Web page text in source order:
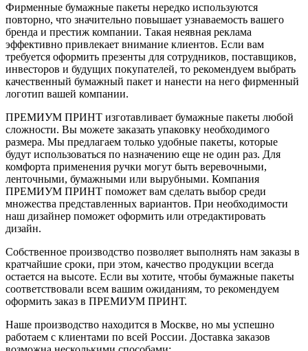
Фирменные бумажные пакеты нередко используются
повторно, что значительно повышает узнаваемость вашего
бренда и престиж компании. Такая неявная реклама
эффективно привлекает внимание клиентов. Если вам
требуется оформить презенты для сотрудников, поставщиков,
инвесторов и будущих покупателей, то рекомендуем выбрать
качественный бумажный пакет и нанести на него фирменный
логотип вашей компании.
ПРЕМИУМ ПРИНТ изготавливает бумажные пакеты любой
сложности. Вы можете заказать упаковку необходимого
размера. Мы предлагаем только удобные пакеты, которые
будут использоваться по назначению еще не один раз. Для
комфорта применения ручки могут быть веревочными,
ленточными, бумажными или вырубными. Компания
ПРЕМИУМ ПРИНТ поможет вам сделать выбор среди
множества представленных вариантов. При необходимости
наш дизайнер поможет оформить или отредактировать
дизайн.
Собственное производство позволяет выполнять нам заказы в
кратчайшие сроки, при этом, качество продукции всегда
остается на высоте. Если вы хотите, чтобы бумажные пакеты
соответствовали всем вашим ожиданиям, то рекомендуем
оформить заказ в ПРЕМИУМ ПРИНТ.
Наше производство находится в Москве, но мы успешно
работаем с клиентами по всей России. Доставка заказов